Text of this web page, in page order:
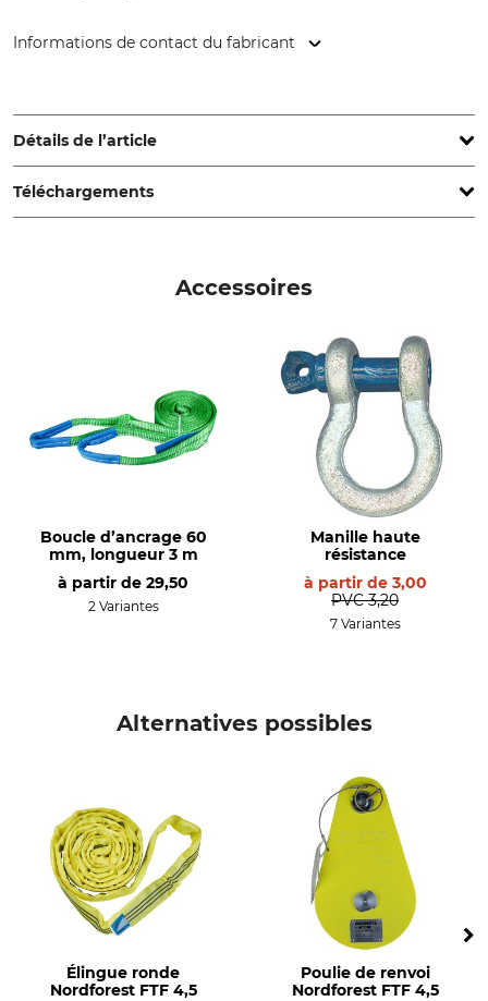
Informations de contact du fabricant
Austria, www.vonblon.cc
Détails de l’article
Marque
Portable Winch
Poulie de renvoi
13 mm
230 mm
110 mm
Hauteur
Téléchargements
Accessoires
Boucle d’ancrage 60
mm, longueur 3 m
à partir de 29,50
2 Variantes
Manille haute
résistance
à partir de 3,00
PVC 3,20
7 Variantes
Alternatives possibles
Élingue ronde
Nordforest FTF 4,5
Poulie de renvoi
Nordforest FTF 4,5